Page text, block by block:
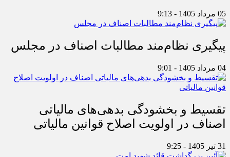
05 مرداد 1405 - 9:13
پیگیری نظام‌مند مطالبات اصناف در مجلس
04 مرداد 1405 - 9:01
تقسیط و بخشودگی بدهی‌های مالیاتی
اصناف در اولویت اصلاح قوانین مالیاتی
31 تیر 1405 - 9:25